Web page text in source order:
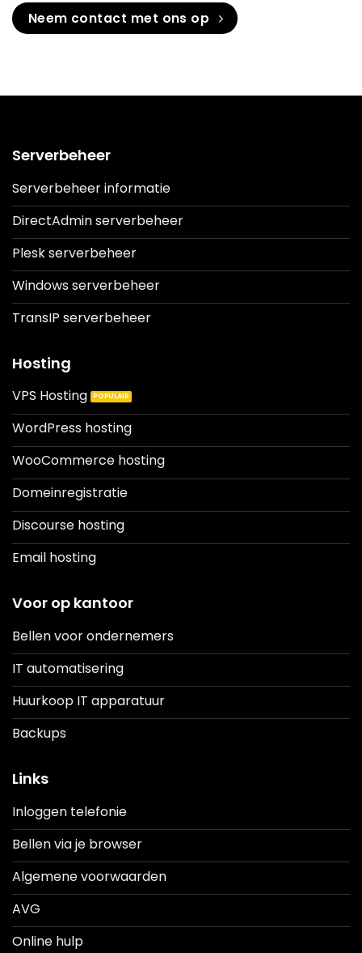
Neem contact met ons op
Serverbeheer
Serverbeheer informatie
DirectAdmin serverbeheer
Plesk serverbeheer
Windows serverbeheer
TransIP serverbeheer
Hosting
VPS Hosting
WordPress hosting
WooCommerce hosting
Domeinregistratie
Discourse hosting
Email hosting
Voor op kantoor
Bellen voor ondernemers
IT automatisering
Huurkoop IT apparatuur
Backups
Links
Inloggen telefonie
Bellen via je browser
Algemene voorwaarden
AVG
Online hulp